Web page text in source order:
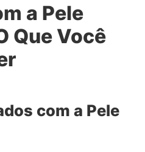
a Pele
Que Você
com a Pele